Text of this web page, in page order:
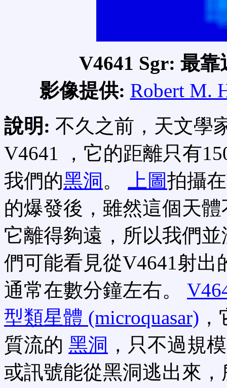
V4641 Sgr: 最
影像提供: Robert M.
說明: 不久之前，天文學
V4641 ，它的距離只有
我們的黑洞 。 上圖拍攝
的爆發後，雖然這個天
它離得夠遠，所以我們
們可能看見從V4641射出
通常在數分鐘左右。
型類星體 (microquasar)
質流的 黑洞 ，只不過規
或訊號能從黑洞逃出來